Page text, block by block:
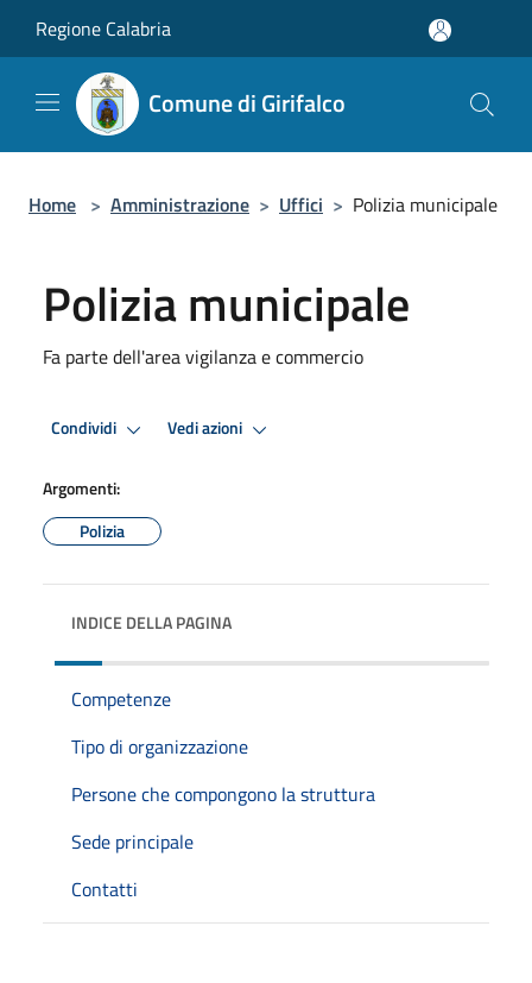
Regione Calabria
Comune di Girifalco
Home > Amministrazione > Uffici > Polizia municipale
Polizia municipale
Fa parte dell'area vigilanza e commercio
Condividi Vedi azioni
Argomenti:
Polizia
INDICE DELLA PAGINA
Competenze
Tipo di organizzazione
Persone che compongono la struttura
Sede principale
Contatti